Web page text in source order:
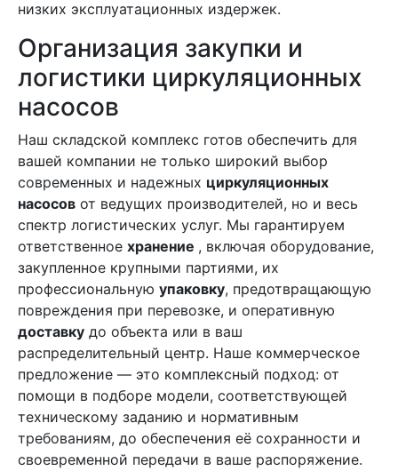
низких эксплуатационных издержек.
Организация закупки и
логистики циркуляционных
насосов
Наш складской комплекс готов обеспечить для
вашей компании не только широкий выбор
современных и надежных циркуляционных
насосов от ведущих производителей, но и весь
спектр логистических услуг. Мы гарантируем
ответственное хранение , включая оборудование,
закупленное крупными партиями, их
профессиональную упаковку, предотвращающую
повреждения при перевозке, и оперативную
доставку до объекта или в ваш
распределительный центр. Наше коммерческое
предложение — это комплексный подход: от
помощи в подборе модели, соответствующей
техническому заданию и нормативным
требованиям, до обеспечения её сохранности и
своевременной передачи в ваше распоряжение.